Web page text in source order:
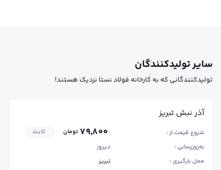
سایر تولیدکنندگان
تولیدکنندگانی که به کارخانه فولاد نستا نزدیک هستند!
آذر نبش تبریز
شروع قیمت از : ۷۹٬۸۰۰ تومان
ثابت
به‌روزرسانی :
دیروز
محل بارگیری :
تبریز